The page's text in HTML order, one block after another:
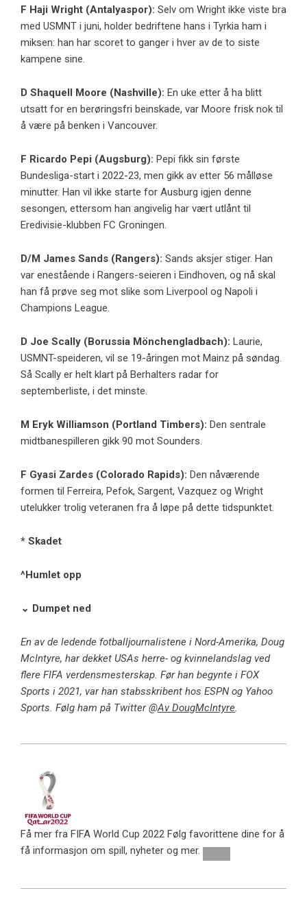
F Haji Wright (Antalyaspor): Selv om Wright ikke viste bra
med USMNT i juni, holder bedriftene hans i Tyrkia ham i
miksen: han har scoret to ganger i hver av de to siste
kampene sine.
D Shaquell Moore (Nashville): En uke etter å ha blitt
utsatt for en berøringsfri beinskade, var Moore frisk nok til
å være på benken i Vancouver.
F Ricardo Pepi (Augsburg): Pepi fikk sin første
Bundesliga-start i 2022-23, men gikk av etter 56 målløse
minutter. Han vil ikke starte for Ausburg igjen denne
sesongen, ettersom han angivelig har vært utlånt til
Eredivisie-klubben FC Groningen.
D/M James Sands (Rangers): Sands aksjer stiger. Han
var enestående i Rangers-seieren i Eindhoven, og nå skal
han få prøve seg mot slike som Liverpool og Napoli i
Champions League.
D Joe Scally (Borussia Mönchengladbach): Laurie,
USMNT-speideren, vil se 19-åringen mot Mainz på søndag.
Så Scally er helt klart på Berhalters radar for
septemberliste, i det minste.
M Eryk Williamson (Portland Timbers): Den sentrale
midtbanespilleren gikk 90 mot Sounders.
F Gyasi Zardes (Colorado Rapids): Den nåværende
formen til Ferreira, Pefok, Sargent, Vazquez og Wright
utelukker trolig veteranen fra å løpe på dette tidspunktet.
* Skadet
^Humlet opp
⌄ Dumpet ned
En av de ledende fotballjournalistene i Nord-Amerika, Doug
McIntyre, har dekket USAs herre- og kvinnelandslag ved
flere FIFA verdensmesterskap. Før han begynte i FOX
Sports i 2021, var han stabsskribent hos ESPN og Yahoo
Sports. Følg ham på Twitter @Av DougMcIntyre.
Få mer fra FIFA World Cup 2022 Følg favorittene dine for å
få informasjon om spill, nyheter og mer.